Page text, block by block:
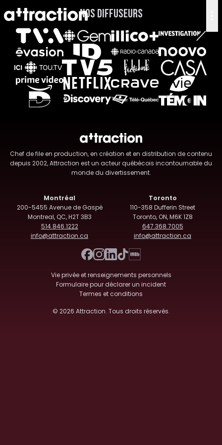
Nos Diffuseurs
Chef de file en production, en création et en distribution de contenu
depuis 2002, Attraction est un acteur québécois incontournable du
monde du divertissement.
Montréal
200-5455 Avenue de Gaspé
Montreal, QC, H2T 3B3
514.846.1222
info@attraction.ca
Toronto
110-358 Dufferin Street
Toronto, ON, M6K 1Z8
647.368.7005
info@attraction.ca
Vie privée et renseignements personnels
Formulaire pour déclarer un incident
Termes et conditions
© 2026 Attraction. Tous droits réservés.